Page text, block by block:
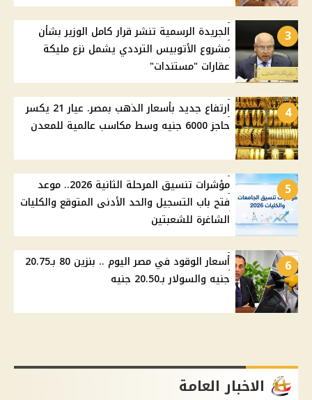
3
الجريدة الرسمية تنشر قرار كامل الوزير بشأن
مشروع الأتوبيس الترددي يشمل نزع مليكة
عقارات "مستندات"
4
ارتفاع جديد بأسعار الذهب بمصر. عيار 21 يكسر
حاجز 6000 جنيه وسط مكاسب عالمية للمعدن
5
مؤشرات تنسيق المرحلة الثانية 2026.. موعد
فتح باب التسجيل والحد الأدنى المتوقع والكليات
الشاغرة للشعبتين
6
أسعار الوقود في مصر اليوم .. بنزين 80 بـ20.75
جنيه والسولار بـ20.50 جنيه
الاخبار العامة